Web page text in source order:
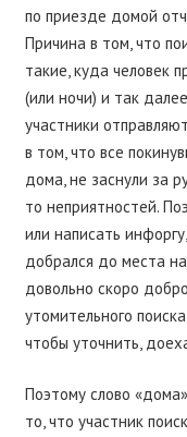
по приезде домой
Причина в том, что
такие, куда человек
(или ночи) и так
участники
в том, что все
дома, не заснули за
то неприятностей.
или написать
добрался до места
довольно скоро
утомительного
чтобы уточнить,
Поэтому слово
то, что участник